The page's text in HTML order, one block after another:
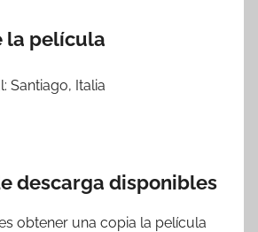
la película
Santiago, Italia
descarga disponibles
obtener una copia la película